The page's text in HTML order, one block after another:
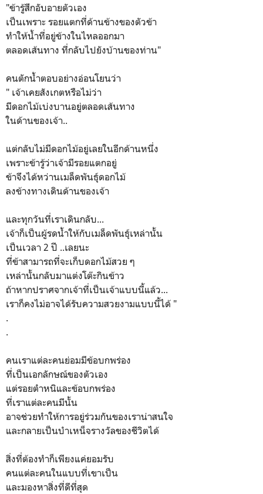
"ข้ารู้สึกอับอายตัวเอง
เป็นเพราะ รอยแตกที่ด้านข้างของตัวข้า
ทำให้น้ำที่อยู่ข้างในไหลออกมา
ตลอดเส้นทาง ที่กลับไปยังบ้านของท่าน"
คนตักน้ำตอบอย่างอ่อนโยนว่า
" เจ้าเคยสังเกตหรือไม่ว่า
มีดอกไม้เบ่งบานอยู่ตลอดเส้นทาง
ในด้านของเจ้า..
แต่กลับไม่มีดอกไม้อยู่เลยในอีกด้านหนึ่ง
เพราะข้ารู้ว่าเจ้ามีรอยแตกอยู่
ข้าจึงได้หว่านเมล็ดพันธุ์ดอกไม้
ลงข้างทางเดินด้านของเจ้า
และทุกวันที่เราเดินกลับ...
เจ้าก็เป็นผู้รดน้ำให้กับเมล็ดพันธุ์เหล่านั้น
เป็นเวลา 2 ปี ..เลยนะ
ที่ข้าสามารถที่จะเก็บดอกไม้สวย ๆ
เหล่านั้นกลับมาแต่งโต๊ะกินข้าว
ถ้าหากปราศจากเจ้าที่เป็นเจ้าแบบนี้แล้ว...
เราก็คงไม่อาจได้รับความสวยงามแบบนี้ได้ "
.
.
คนเราแต่ละคนย่อมมีข้อบกพร่อง
ที่เป็นเอกลักษณ์ของตัวเอง
แต่รอยตำหนิและข้อบกพร่อง
ที่เราแต่ละคนมีนั้น
อาจช่วยทำให้การอยู่ร่วมกันของเราน่าสนใจ
และกลายเป็นบำเหน็จรางวัลของชีวิตได้
สิ่งที่ต้องทำก็เพียงแค่ยอมรับ
คนแต่ละคนในแบบที่เขาเป็น
และมองหาสิ่งที่ดีที่สุด